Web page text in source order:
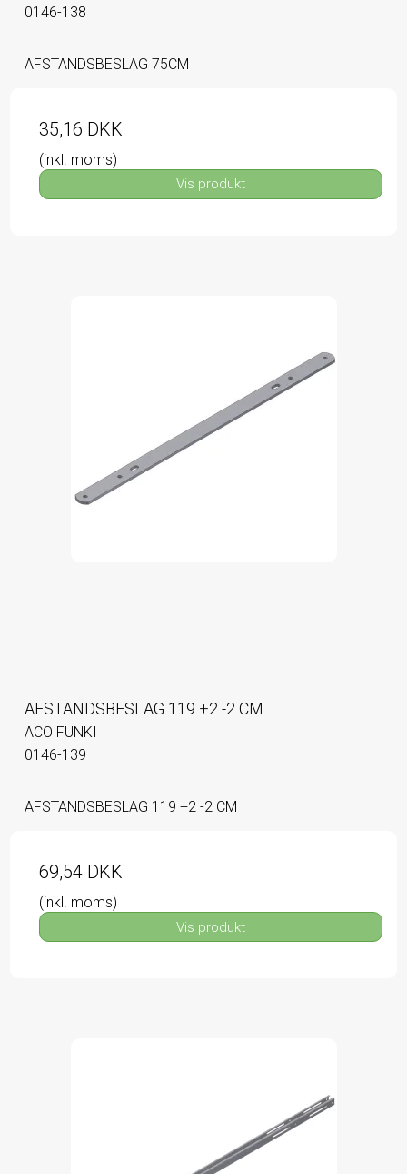
0146-138
AFSTANDSBESLAG 75CM
35,16 DKK
(inkl. moms)
Vis produkt
AFSTANDSBESLAG 119 +2 -2 CM
ACO FUNKI
0146-139
AFSTANDSBESLAG 119 +2 -2 CM
69,54 DKK
(inkl. moms)
Vis produkt